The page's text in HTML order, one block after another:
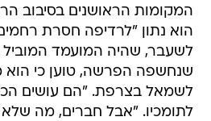
המקומות הראושנים בסיבוב
הוא נתון "לרדיפה חסרת
לשעבר, שהיה המועמד
שנחשפה הפרשה, טוען כי
לשמאל בצרפת. "הם עושים
לתומכיו. "אבל חברים, מה